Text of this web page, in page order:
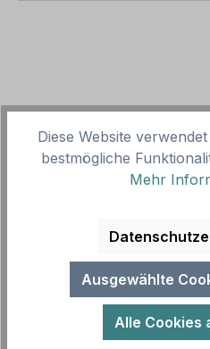
Diese Website
bestmögliche
Mehr
Ausgewählte
Alle Cookies